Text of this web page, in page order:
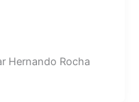
Hernando Rocha